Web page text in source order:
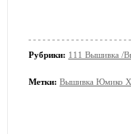
Рубрики: 111 Вышивка /
Метки: Вышивка Юмико